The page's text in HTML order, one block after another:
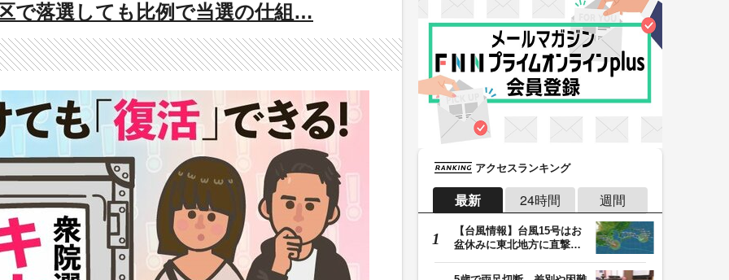
で落選しても比例で当選の仕組…
アクセスランキング
最新 24時間 週間
【台風情報】台風15号はお
盆休みに東北地方に直撃す